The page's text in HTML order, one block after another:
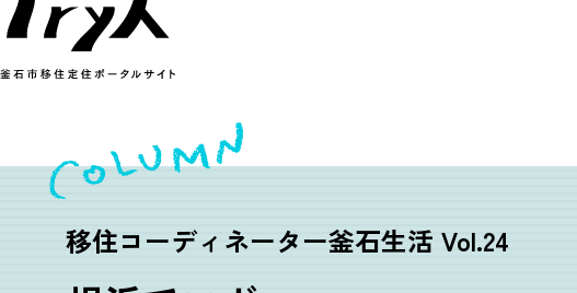
移住コーディネーター釜石生活 Vol.24